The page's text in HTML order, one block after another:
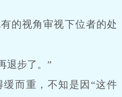
视角审视下位者的处
步了。”
重，不知是因“这件